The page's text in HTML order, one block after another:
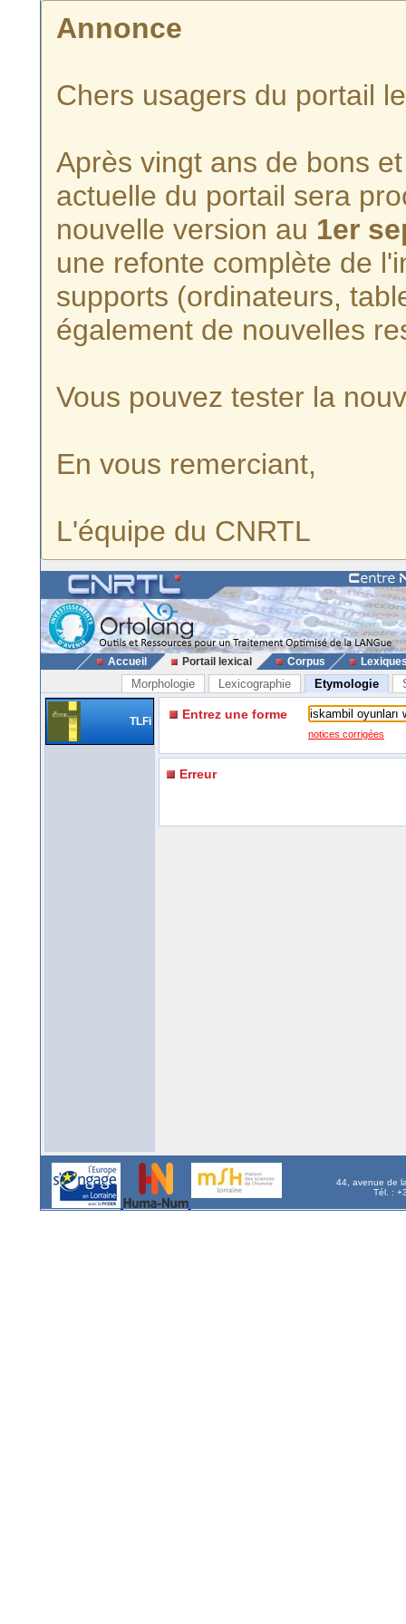
Annonce
Chers usagers du portail
Après vingt ans de bons
actuelle du portail sera
nouvelle version au 1er
une refonte complète de
supports (ordinateurs,
également de nouvelles
Vous pouvez tester la
En vous remerciant,
L'équipe du CNRTL
Accueil Portail lexical Corpus
Morphologie Lexicographie Etymologie
TLFi Entrez une forme
notices corrigées
Erreur
44, avenue de
Tél. :